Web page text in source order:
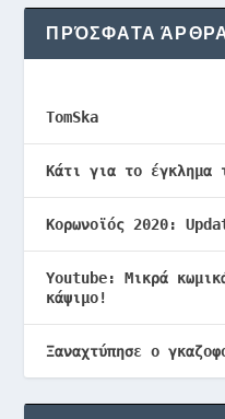
ΠΡΌΣΦΑΤΑ
TomSka
Κάτι για το έγκλημα
Κορωνοϊός 2020:
Youtube: Μικρά
κάψιμο!
Ξαναχτύπησε ο